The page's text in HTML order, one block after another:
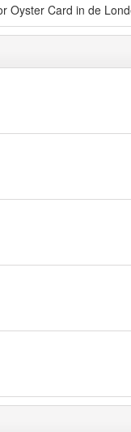
Oyster Card in de